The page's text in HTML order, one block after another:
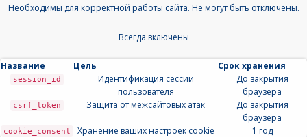
Необходимы для корректной работы сайта. Не могут быть отключены.
Всегда включены
Название Цель Срок хранения
session_id
Идентификация сессии
пользователя
До закрытия
браузера
csrf_token Защита от межсайтовых атак
До закрытия
браузера
cookie_consent Хранение ваших настроек cookie 1 год